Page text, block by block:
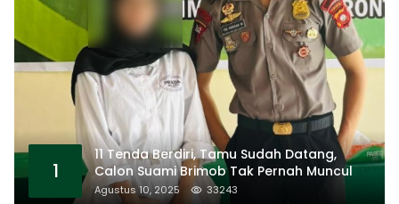
1
11 Tenda Berdiri, Tamu Sudah Datang,
Calon Suami Brimob Tak Pernah Muncul
Agustus 10, 2025 33243